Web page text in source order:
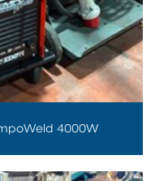
4000W